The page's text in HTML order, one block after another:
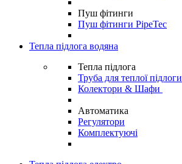
Пуш фітинги
Пуш фітинги PipeTec
Тепла підлога водяна
Тепла підлога
Труба для теплої підлоги
Колектори & Шафи
Автоматика
Регулятори
Комплектуючі